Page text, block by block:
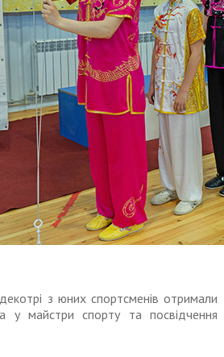
з юних спортсменів отримали
у майстри спорту та посвідчення